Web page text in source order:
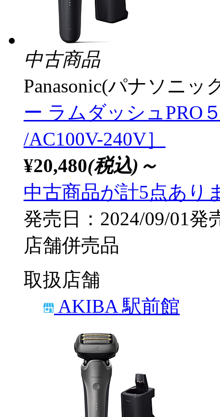
中古商品
Panasonic(パナソニッ
ー ラムダッシュPRO
/AC100V-240V］
¥20,480(税込)～
中古商品が計5点あり
発売日：2024/09/01発
店舗併売品
取扱店舗
AKIBA 駅前館